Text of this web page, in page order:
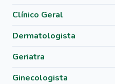
Clínico Geral
Dermatologista
Geriatra
Ginecologista